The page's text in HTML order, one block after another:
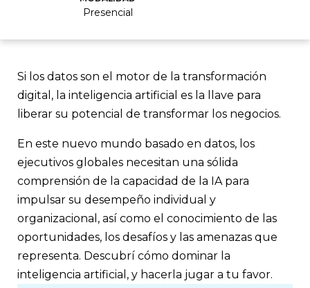
Presencial
Si los datos son el motor de la transformación
digital, la inteligencia artificial es la llave para
liberar su potencial de transformar los negocios.
En este nuevo mundo basado en datos, los
ejecutivos globales necesitan una sólida
comprensión de la capacidad de la IA para
impulsar su desempeño individual y
organizacional, así como el conocimiento de las
oportunidades, los desafíos y las amenazas que
representa. Descubrí cómo dominar la
inteligencia artificial, y hacerla jugar a tu favor.